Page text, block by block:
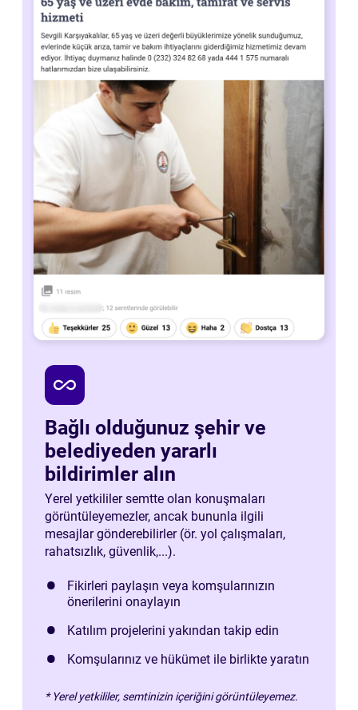
all_inclusive
Bağlı olduğunuz şehir ve
belediyeden yararlı
bildirimler alın
Yerel yetkililer semtte olan konuşmaları
görüntüleyemezler, ancak bununla ilgili
mesajlar gönderebilirler (ör. yol çalışmaları,
rahatsızlık, güvenlik,...).
Fikirleri paylaşın veya komşularınızın
önerilerini onaylayın
Katılım projelerini yakından takip edin
Komşularınız ve hükümet ile birlikte yaratın
* Yerel yetkililer, semtinizin içeriğini görüntüleyemez.